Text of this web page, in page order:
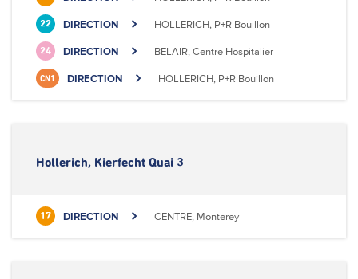
22 DIRECTION HOLLERICH, P+R Bouillon
24 DIRECTION BELAIR, Centre Hospitalier
CN1 DIRECTION HOLLERICH, P+R Bouillon
Hollerich, Kierfecht Quai 3
17 DIRECTION CENTRE, Monterey